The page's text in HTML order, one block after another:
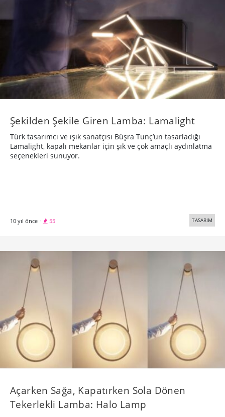
Şekilden Şekile Giren Lamba: Lamalight
Türk tasarımcı ve ışık sanatçısı Büşra Tunç’un tasarladığı
Lamalight, kapalı mekanlar için şık ve çok amaçlı aydınlatma
seçenekleri sunuyor.
10 yıl önce · 55 TASARIM
​Açarken Sağa, Kapatırken Sola Dönen
Tekerlekli Lamba: Halo Lamp